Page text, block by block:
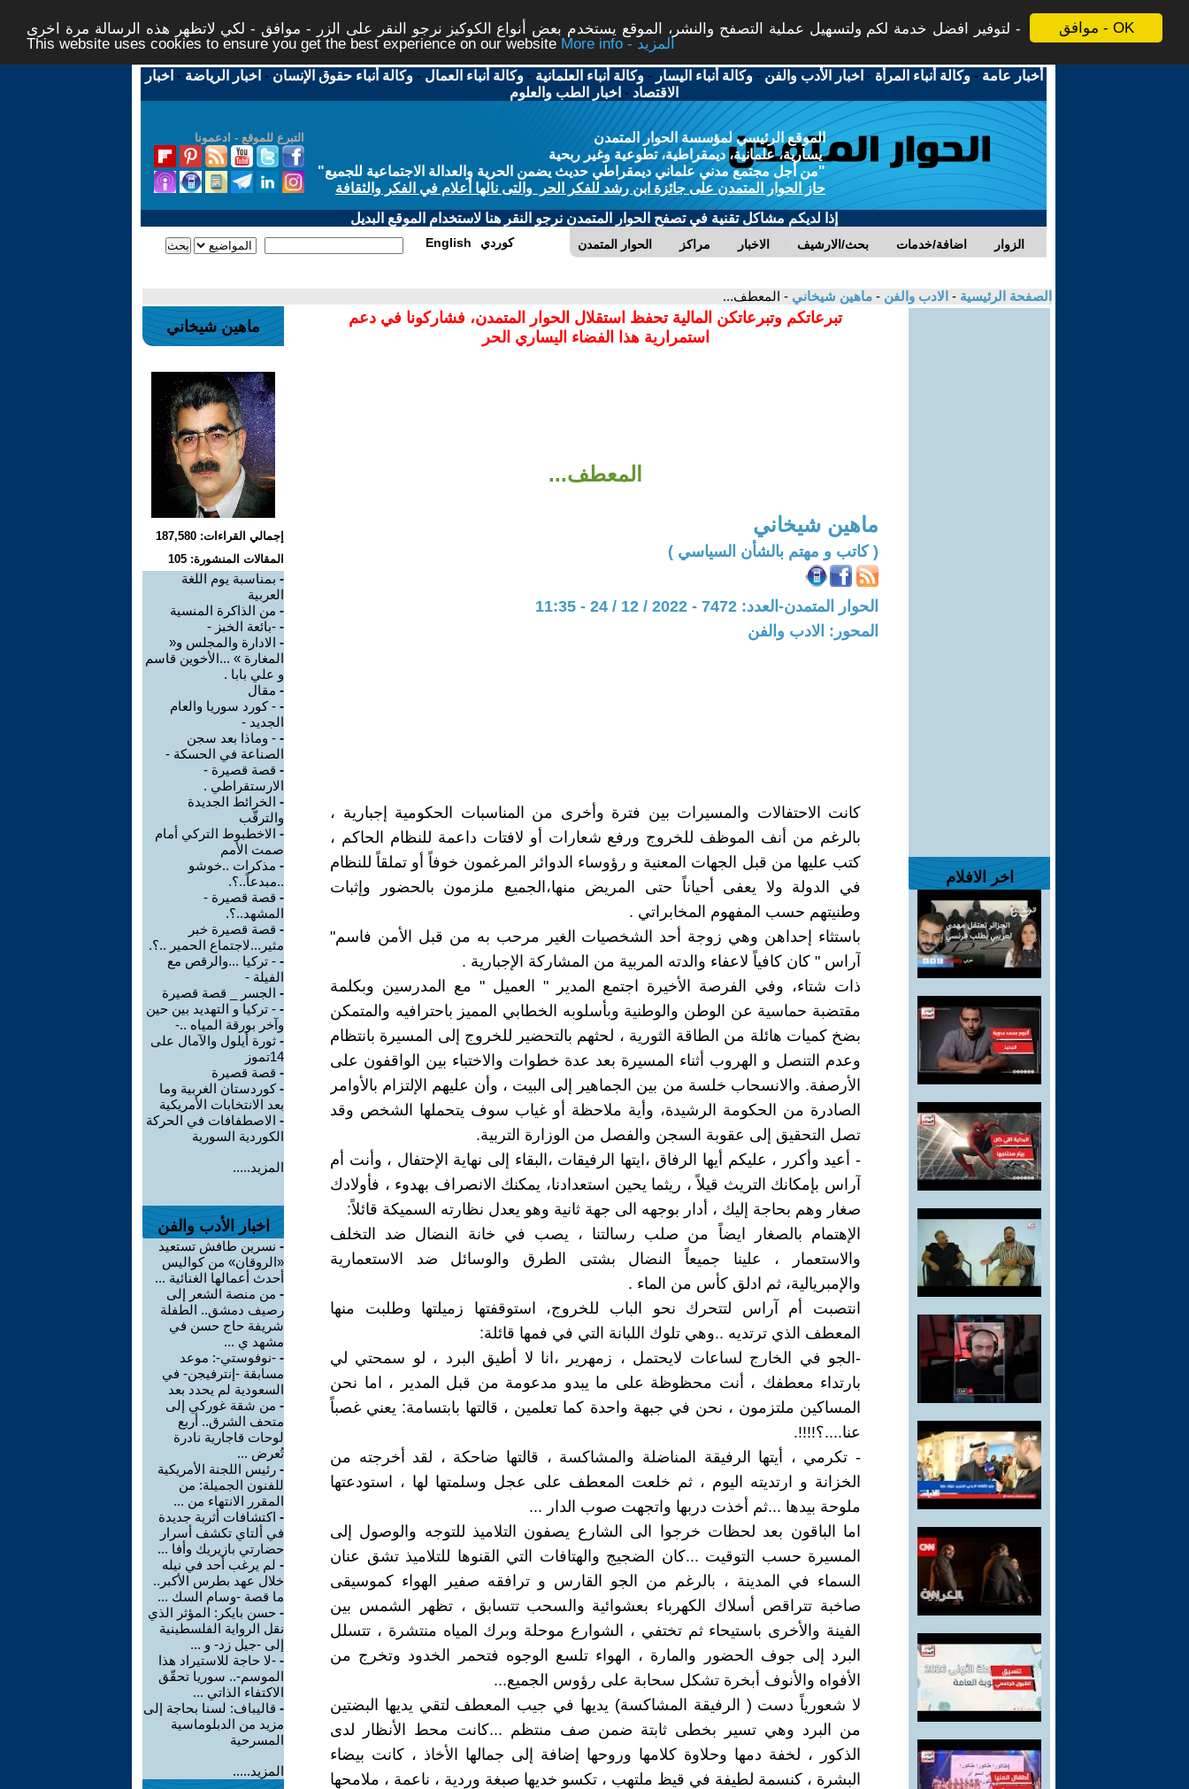
موافق - OK
لتوفير افضل خدمة لكم ولتسهيل عملية التصفح والنشر، الموقع يستخدم بعض أنواع الكوكيز نرجو النقر على الزر - موافق - لكي لاتظهر هذه الرسالة مرة اخرى -
This website uses cookies to ensure you get the best experience on our website
More info - المزيد
أخبار عامة -وكالة أنباء المرأة - اخبار الأدب والفن -وكالة أنباء اليسار -وكالة أنباء العلمانية -وكالة أنباء العمال -وكالة أنباء حقوق الإنسان - اخبار الرياضة - اخبار
الاقتصاد - اخبار الطب والعلوم
التبرع للموقع - ادعمونا
الموقع الرئيسي لمؤسسة الحوار المتمدن
يسارية، علمانية، ديمقراطية، تطوعية وغير ربحية
"من أجل مجتمع مدني علماني ديمقراطي حديث يضمن الحرية والعدالة الاجتماعية للجميع"
حاز الحوار المتمدن على جائزة ابن رشد للفكر الحر والتى نالها أعلام في الفكر والثقافة
إذا لديكم مشاكل تقنية في تصفح الحوار المتمدن نرجو النقر هنا لاستخدام الموقع البديل
الحوار المتمدن مراكز الاخبار بحث/الارشيف اضافة/خدمات الزوار English كوردي
الصفحة الرئيسية - الادب والفن - ماهين شيخاني - المعطف...
اخر الافلام
تبرعاتكم وتبرعاتكن المالية تحفظ استقلال الحوار المتمدن، فشاركونا في دعم
استمرارية هذا الفضاء اليساري الحر
المعطف...
ماهين شيخاني
( كاتب و مهتم بالشأن السياسي )
الحوار المتمدن-العدد: 7472 - 2022 / 12 / 24 - 11:35
المحور: الادب والفن
كانت الاحتفالات والمسيرات بين فترة وأخرى من المناسبات الحكومية إجبارية ،
بالرغم من أنف الموظف للخروج ورفع شعارات أو لافتات داعمة للنظام الحاكم ،
كتب عليها من قبل الجهات المعنية و رؤوساء الدوائر المرغمون خوفاً أو تملقاً للنظام
في الدولة ولا يعفى أحياناً حتى المريض منها،الجميع ملزمون بالحضور وإثبات
وطنيتهم حسب المفهوم المخابراتي .
باستثاء إحداهن وهي زوجة أحد الشخصيات الغير مرحب به من قبل الأمن فاسم"
آراس " كان كافياً لاعفاء والدته المربية من المشاركة الإجبارية .
ذات شتاء، وفي الفرصة الأخيرة اجتمع المدير " العميل " مع المدرسين وبكلمة
مقتضبة حماسية عن الوطن والوطنية وبأسلوبه الخطابي المميز باحترافيه والمتمكن
بضخ كميات هائلة من الطاقة الثورية ، لحثهم بالتحضير للخروج إلى المسيرة بانتظام
وعدم التنصل و الهروب أثناء المسيرة بعد عدة خطوات والاختباء بين الواقفون على
الأرصفة. والانسحاب خلسة من بين الجماهير إلى البيت ، وأن عليهم الإلتزام بالأوامر
الصادرة من الحكومة الرشيدة، وأية ملاحظة أو غياب سوف يتحملها الشخص وقد
تصل التحقيق إلى عقوبة السجن والفصل من الوزارة التربية.
- أعيد وأكرر ، عليكم أيها الرفاق ،ايتها الرفيقات ،البقاء إلى نهاية الإحتفال ، وأنت أم
آراس بإمكانك التريث قيلاً ، ريثما يحين استعدادنا، يمكنك الانصراف بهدوء ، فأولادك
صغار وهم بحاجة إليك ، أدار بوجهه الى جهة ثانية وهو يعدل نظارته السميكة قائلاً:
الإهتمام بالصغار ايضاً من صلب رسالتنا ، يصب في خانة النضال ضد التخلف
والاستعمار ، علينا جميعاً النضال بشتى الطرق والوسائل ضد الاستعمارية
والإمبريالية، ثم ادلق كأس من الماء .
انتصبت أم آراس لتتحرك نحو الباب للخروج، استوقفتها زميلتها وطلبت منها
المعطف الذي ترتديه ..وهي تلوك اللبانة التي في فمها قائلة:
-الجو في الخارج لساعات لايحتمل ، زمهرير ،انا لا أطيق البرد ، لو سمحتي لي
بارتداء معطفك ، أنت محظوظة على ما يبدو مدعومة من قبل المدير ، اما نحن
المساكين ملتزمون ، نحن في جبهة واحدة كما تعلمين ، قالتها بابتسامة: يعني غصباً
عنا....؟!!!!.
- تكرمي ، أيتها الرفيقة المناضلة والمشاكسة ، قالتها ضاحكة ، لقد أخرجته من
الخزانة و ارتديته اليوم ، ثم خلعت المعطف على عجل وسلمتها لها ، استودعتها
ملوحة بيدها ...ثم أخذت دربها واتجهت صوب الدار ...
اما الباقون بعد لحظات خرجوا الى الشارع يصفون التلاميذ للتوجه والوصول إلى
المسيرة حسب التوقيت ...كان الضجيج والهتافات التي القنوها للتلاميذ تشق عنان
السماء في المدينة ، بالرغم من الجو القارس و ترافقه صفير الهواء كموسيقى
صاخبة تتراقص أسلاك الكهرباء بعشوائية والسحب تتسابق ، تظهر الشمس بين
الفينة والأخرى باستيحاء ثم تختفي ، الشوارع موحلة وبرك المياه منتشرة ، تتسلل
البرد إلى جوف الحضور والمارة ، الهواء تلسع الوجوه فتحمر الخدود وتخرج من
الأفواه والأنوف أبخرة تشكل سحابة على رؤوس الجميع...
لا شعورياً دست ( الرفيقة المشاكسة) يديها في جيب المعطف لتقي يديها البضتين
من البرد وهي تسير بخطى ثابتة ضمن صف منتظم ...كانت محط الأنظار لدى
الذكور ، لخفة دمها وحلاوة كلامها وروحها إضافة إلى جمالها الأخاذ ، كانت بيضاء
البشرة ، كنسمة لطيفة في قيظ ملتهب ، تكسو خديها صبغة وردية ، ناعمة ، ملامحها
ماهين شيخاني
إجمالي القراءات: 187,580
المقالات المنشورة: 105
- بمناسبة يوم اللغة
العربية
- من الذاكرة المنسية
- -بائعة الخبز -
- الادارة والمجلس و«
المغارة » ...الأخوين قاسم
و علي بابا .
- مقال
- - كورد سوريا والعام
الجديد -
- - وماذا بعد سجن
الصناعة في الحسكة -
- قصة قصيرة -
الارستقراطي .
- الخرائط الجديدة
والترقّب
- الاخطبوط التركي أمام
صمت الأمم
- مذكرات ..خوشو
..مبدعاً..؟.
- قصة قصيرة -
المشهد..؟.
- قصة قصيرة خبر
مثير...لاجتماع الحمير ..؟.
- - تركيا ...والرقص مع
الفيلة -
- الجسر _ قصة قصيرة
- - تركيا و التهديد بين حين
وآخر بورقة المياه ..-
- ثورة أيلول والآمال على
14تموز
- قصة قصيرة
-كوردستان الغربية وما
بعد الانتخابات الأمريكية
- الاصطفافات في الحركة
الكوردية السورية
المزيد.....
اخبار الأدب والفن
- نسرين طافش تستعيد
«الروقان» من كواليس
أحدث أعمالها الغنائية ...
- من منصة الشعر إلى
رصيف دمشق.. الطفلة
شريفة حاج حسن في
مشهد ي ...
- -نوفوستي-: موعد
مسابقة -إنترفيجن- في
السعودية لم يحدد بعد
- من شقة غوركي إلى
متحف الشرق.. أربع
لوحات قاجارية نادرة
تُعرض ...
- رئيس اللجنة الأمريكية
للفنون الجميلة: من
المقرر الانتهاء من ...
- اكتشافات أثرية جديدة
في ألتاي تكشف أسرار
حضارتي بازيريك وأفا ...
- لم يرغب أحد في نيله
خلال عهد بطرس الأكبر..
ما قصة -وسام السك ...
- حسن بايكر: المؤثر الذي
نقل الرواية الفلسطينية
إلى -جيل زد- و ...
- -لا حاجة للاستيراد هذا
الموسم-.. سوريا تحقّق
الاكتفاء الذاتي ...
- قاليباف: لسنا بحاجة إلى
مزيد من الدبلوماسية
المسرحية
المزيد.....